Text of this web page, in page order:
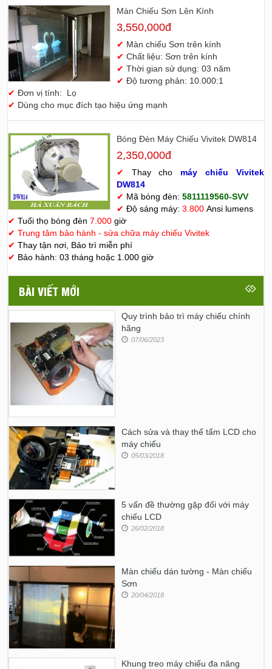
Màn Chiếu Sơn Lên Kính
3,550,000đ
✔ Màn chiếu Sơn trên kính
✔ Chất liệu: Sơn trên kính
✔ Thời gian sử dụng: 03 năm
✔ Độ tương phản: 10.000:1
✔ Đơn vị tính: Lọ
✔ Dùng cho mục đích tạo hiệu ứng mạnh
Bóng Đèn Máy Chiếu Vivitek DW814
2,350,000đ
✔ Thay cho máy chiếu Vivitek
DW814
✔ Mã bóng đèn: 5811119560-SVV
✔ Độ sáng máy: 3.800Ansi lumens
✔ Tuổi thọ bóng đèn 7.000 giờ
✔ Trung tâm bảo hành - sửa chữa máy chiếu Vivitek
✔ Thay tận nơi, Bảo trì miễn phí
✔ Bảo hành: 03 tháng hoặc 1.000 giờ
BÀI VIẾT MỚI
Quy trình bảo trì máy chiếu chính
hãng
07/06/2023
Cách sửa và thay thế tấm LCD cho
máy chiếu
05/03/2018
5 vấn đề thường gặp đối với máy
chiếu LCD
26/02/2018
Màn chiếu dán tường - Màn chiếu
Sơn
20/04/2018
Khung treo máy chiếu đa năng